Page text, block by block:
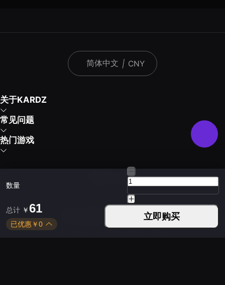
数量
总计 ￥ 61
已优惠￥0
立即购买
简体中文 | CNY
关于KARDZ
常见问题
热门游戏
下载Kardz应用
您可以通过以下方式联系我们
平日 9:30 - 24:00